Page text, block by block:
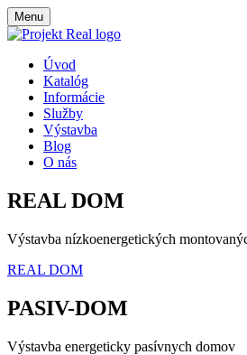
Menu
Úvod
Katalóg
Informácie
Služby
Výstavba
Blog
O nás
REAL DOM
Výstavba nízkoenergetických
REAL DOM
PASIV-DOM
Výstavba energeticky pasívnych domov